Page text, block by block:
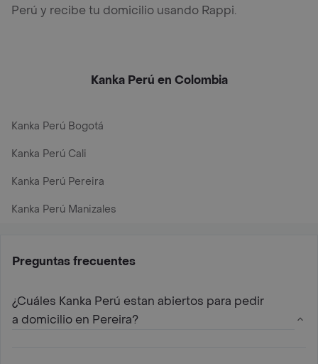
Perú y recibe tu domicilio usando Rappi.
Kanka Perú en Colombia
Kanka Perú Bogotá
Kanka Perú Cali
Kanka Perú Pereira
Kanka Perú Manizales
Preguntas frecuentes
¿Cuáles Kanka Perú estan abiertos para pedir
a domicilio en Pereira?